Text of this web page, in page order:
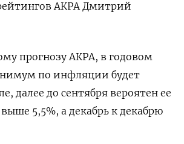
АКРА Дмитрий
прогнозу АКРА, в годовом
по инфляции будет
далее до сентября вероятен ее
5,5%, а декабрь к декабрю